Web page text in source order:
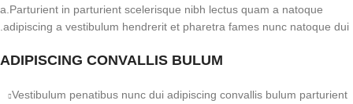
a.Parturient in parturient scelerisque nibh lectus quam a natoque
adipiscing a vestibulum hendrerit et pharetra fames nunc natoque dui.
ADIPISCING CONVALLIS BULUM
Vestibulum penatibus nunc dui adipiscing convallis bulum parturient